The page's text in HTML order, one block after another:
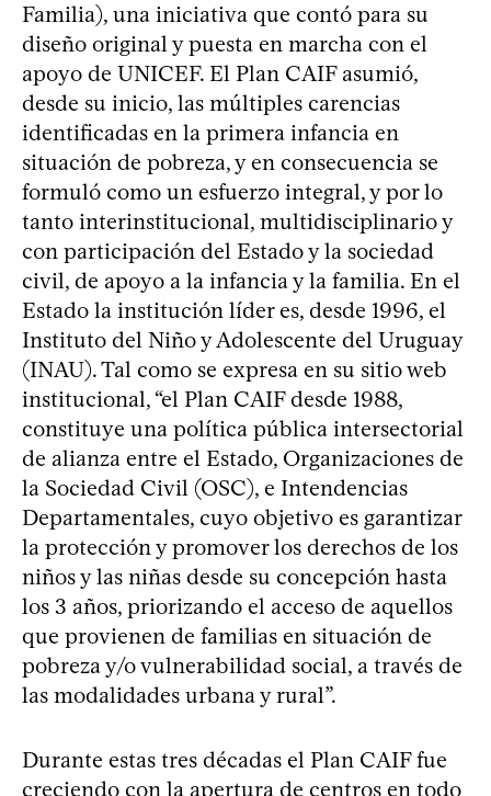
Familia), una iniciativa que contó para su
diseño original y puesta en marcha con el
apoyo de UNICEF. El Plan CAIF asumió,
desde su inicio, las múltiples carencias
identificadas en la primera infancia en
situación de pobreza, y en consecuencia se
formuló como un esfuerzo integral, y por lo
tanto interinstitucional, multidisciplinario y
con participación del Estado y la sociedad
civil, de apoyo a la infancia y la familia. En el
Estado la institución líder es, desde 1996, el
Instituto del Niño y Adolescente del Uruguay
(INAU). Tal como se expresa en su sitio web
institucional, “el Plan CAIF desde 1988,
constituye una política pública intersectorial
de alianza entre el Estado, Organizaciones de
la Sociedad Civil (OSC), e Intendencias
Departamentales, cuyo objetivo es garantizar
la protección y promover los derechos de los
niños y las niñas desde su concepción hasta
los 3 años, priorizando el acceso de aquellos
que provienen de familias en situación de
pobreza y/o vulnerabilidad social, a través de
las modalidades urbana y rural”.
Durante estas tres décadas el Plan CAIF fue
creciendo con la apertura de centros en todo